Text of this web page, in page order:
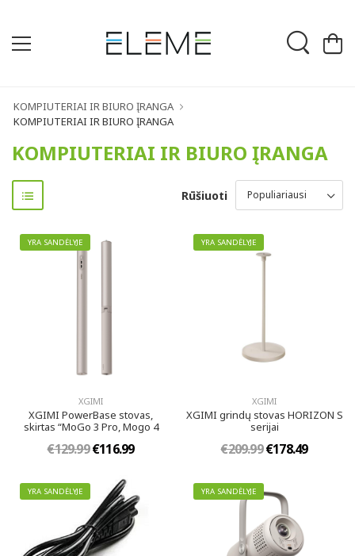
KOMPIUTERIAI IR BIURO ĮRANGA
KOMPIUTERIAI IR BIURO ĮRANGA
KOMPIUTERIAI IR BIURO ĮRANGA
Rūšiuoti
YRA SANDĖLYJE
XGIMI
XGIMI PowerBase stovas,
skirtas “MoGo 3 Pro, Mogo 4
€129.99€116.99
YRA SANDĖLYJE
XGIMI
XGIMI grindų stovas HORIZON S
serijai
€209.99€178.49
YRA SANDĖLYJE YRA SANDĖLYJE